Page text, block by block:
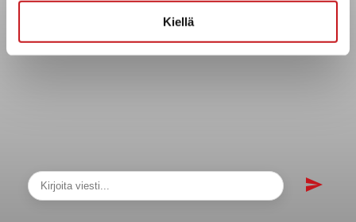
Kiellä
Tietopyyntö
Päätöksenteko ja lähidemokratia